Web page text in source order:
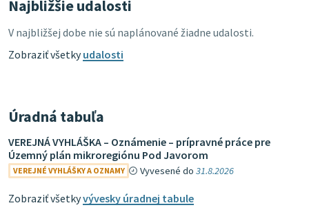
Najbližšie udalosti
V najbližšej dobe nie sú naplánované žiadne udalosti.
Zobraziť všetkyudalosti
Úradná tabuľa
VEREJNÁ VYHLÁŠKA – Oznámenie – prípravné práce pre
Územný plán mikroregiónu Pod Javorom
VEREJNÉ VYHLÁŠKY A OZNAMY Vyvesené do31.8.2026
Zobraziť všetkyvývesky úradnej tabule